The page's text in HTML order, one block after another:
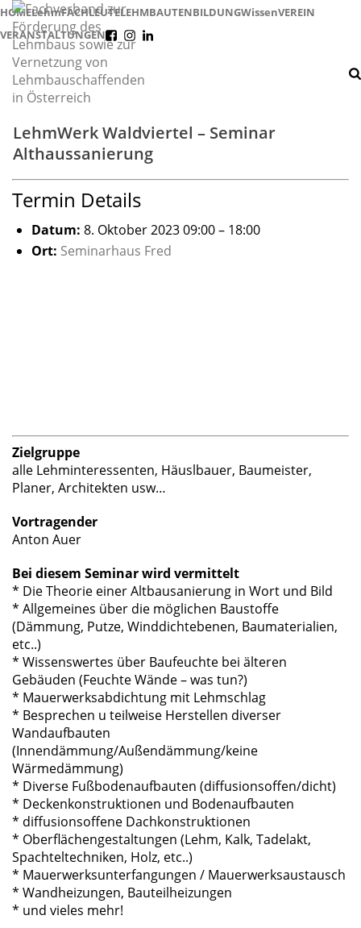
HOMELehmFACHLEUTELEHMBAUTENBILDUNGWissenVEREIN
VERANSTALTUNGEN
LehmWerk Waldviertel – Seminar
Althaussanierung
Termin Details
Datum: 8. Oktober 2023 09:00– 18:00
Ort: Seminarhaus Fred
Zielgruppe
alle Lehminteressenten, Häuslbauer, Baumeister,
Planer, Architekten usw…
Vortragender
Anton Auer
Bei diesem Seminar wird vermittelt
* Die Theorie einer Altbausanierung in Wort und Bild
* Allgemeines über die möglichen Baustoffe
(Dämmung, Putze, Winddichtebenen, Baumaterialien,
etc..)
* Wissenswertes über Baufeuchte bei älteren
Gebäuden (Feuchte Wände – was tun?)
* Mauerwerksabdichtung mit Lehmschlag
* Besprechen u teilweise Herstellen diverser
Wandaufbauten
(Innendämmung/Außendämmung/keine
Wärmedämmung)
* Diverse Fußbodenaufbauten (diffusionsoffen/dicht)
* Deckenkonstruktionen und Bodenaufbauten
* diffusionsoffene Dachkonstruktionen
* Oberflächengestaltungen (Lehm, Kalk, Tadelakt,
Spachteltechniken, Holz, etc..)
* Mauerwerksunterfangungen / Mauerwerksaustausch
* Wandheizungen, Bauteilheizungen
* und vieles mehr!